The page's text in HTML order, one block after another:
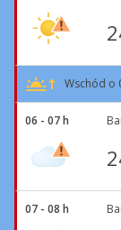
Wschód o
06 - 07 h
07 - 08 h